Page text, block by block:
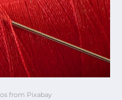
from Pixabay